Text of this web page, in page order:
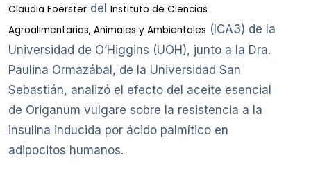
Claudia Foerster del Instituto de Ciencias
Agroalimentarias, Animales y Ambientales (ICA3) de la
Universidad de O’Higgins (UOH), junto a la Dra.
Paulina Ormazábal, de la Universidad San
Sebastián, analizó el efecto del aceite esencial
de Origanum vulgare sobre la resistencia a la
insulina inducida por ácido palmítico en
adipocitos humanos.